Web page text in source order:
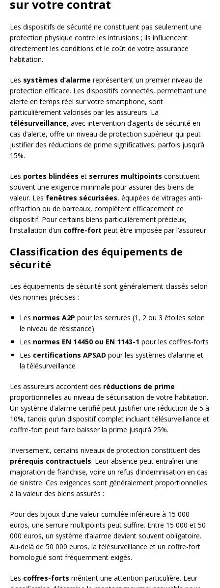
sur votre contrat
Les dispositifs de sécurité ne constituent pas seulement une
protection physique contre les intrusions ; ils influencent
directement les conditions et le coût de votre assurance
habitation.
Les systèmes d’alarme représentent un premier niveau de
protection efficace. Les dispositifs connectés, permettant une
alerte en temps réel sur votre smartphone, sont
particulièrement valorisés par les assureurs. La
télésurveillance, avec intervention d’agents de sécurité en
cas d’alerte, offre un niveau de protection supérieur qui peut
justifier des réductions de prime significatives, parfois jusqu’à
15%.
Les portes blindées et serrures multipoints constituent
souvent une exigence minimale pour assurer des biens de
valeur. Les fenêtres sécurisées, équipées de vitrages anti-
effraction ou de barreaux, complètent efficacement ce
dispositif. Pour certains biens particulièrement précieux,
l’installation d’un coffre-fort peut être imposée par l’assureur.
Classification des équipements de
sécurité
Les équipements de sécurité sont généralement classés selon
des normes précises :
Les normes A2P pour les serrures (1, 2 ou 3 étoiles selon
le niveau de résistance)
Les normes EN 14450 ou EN 1143-1 pour les coffres-forts
Les certifications APSAD pour les systèmes d’alarme et
la télésurveillance
Les assureurs accordent des réductions de prime
proportionnelles au niveau de sécurisation de votre habitation.
Un système d’alarme certifié peut justifier une réduction de 5 à
10%, tandis qu’un dispositif complet incluant télésurveillance et
coffre-fort peut faire baisser la prime jusqu’à 25%.
Inversement, certains niveaux de protection constituent des
prérequis contractuels. Leur absence peut entraîner une
majoration de franchise, voire un refus d’indemnisation en cas
de sinistre. Ces exigences sont généralement proportionnelles
à la valeur des biens assurés :
Pour des bijoux d’une valeur cumulée inférieure à 15 000
euros, une serrure multipoints peut suffire. Entre 15 000 et 50
000 euros, un système d’alarme devient souvent obligatoire.
Au-delà de 50 000 euros, la télésurveillance et un coffre-fort
homologué sont fréquemment exigés.
Les coffres-forts méritent une attention particulière. Leur